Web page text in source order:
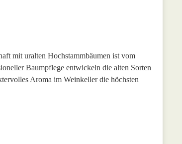
mit uralten Hochstammbäumen ist vom
Baumpflege entwickeln die alten Sorten
Aroma im Weinkeller die höchsten